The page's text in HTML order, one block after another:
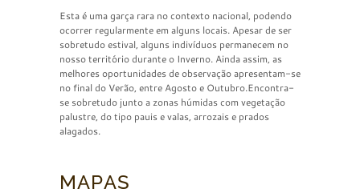
Esta é uma garça rara no contexto nacional, podendo
ocorrer regularmente em alguns locais. Apesar de ser
sobretudo estival, alguns indivíduos permanecem no
nosso território durante o Inverno. Ainda assim, as
melhores oportunidades de observação apresentam-se
no final do Verão, entre Agosto e Outubro.Encontra-
se sobretudo junto a zonas húmidas com vegetação
palustre, do tipo pauis e valas, arrozais e prados
alagados.
MAPAS